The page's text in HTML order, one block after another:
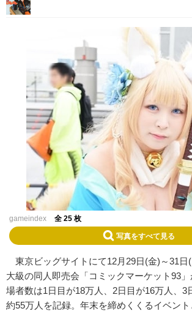
gameindex 全 25 枚
写真をすべて見る
東京ビッグサイトにて12月29日(金)～31日
大級の同人即売会「コミックマーケット93
場者数は1日目が18万人、2日目が16万人、3
約55万人を記録。年末を締めくくるイベン